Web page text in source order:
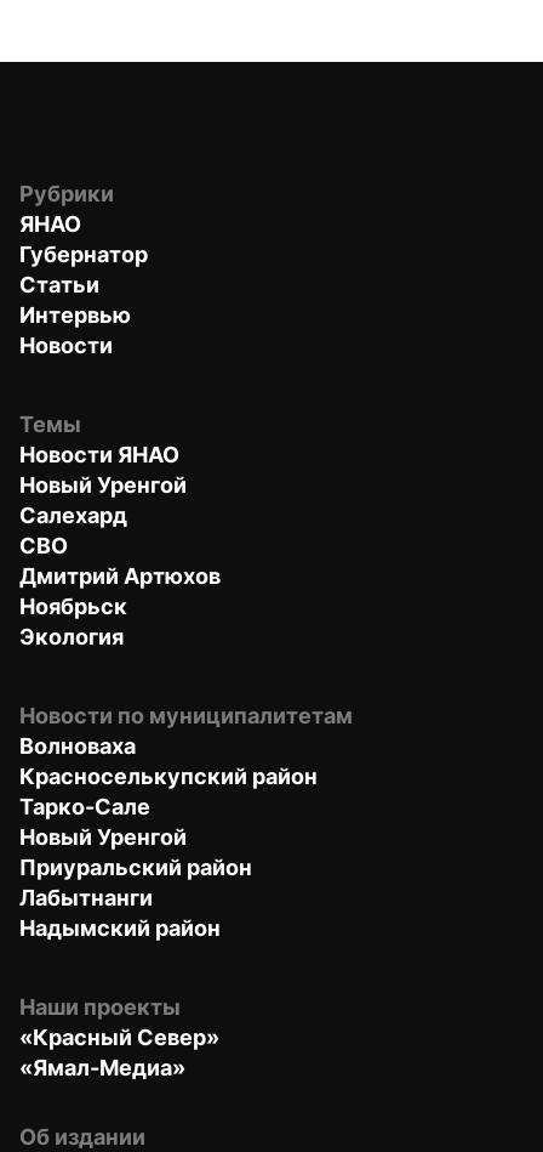
Рубрики
ЯНАО
Губернатор
Статьи
Интервью
Новости
Темы
Новости ЯНАО
Новый Уренгой
Салехард
СВО
Дмитрий Артюхов
Ноябрьск
Экология
Новости по муниципалитетам
Волноваха
Красноселькупский район
Тарко-Сале
Новый Уренгой
Приуральский район
Лабытнанги
Надымский район
Наши проекты
«Красный Север»
«Ямал-Медиа»
Об издании